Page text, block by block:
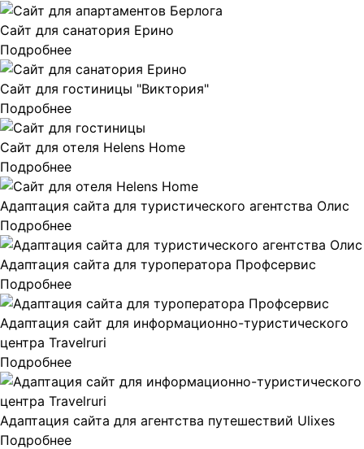
Сайт для санатория Ерино
Подробнее
Сайт для гостиницы "Виктория"
Подробнее
Сайт для отеля Helens Home
Подробнее
Адаптация сайта для туристического агентства Олис
Подробнее
Адаптация сайта для туроператора Профсервис
Подробнее
Адаптация сайт для информационно-туристического
центра Travelruri
Подробнее
Адаптация сайта для агентства путешествий Ulixes
Подробнее